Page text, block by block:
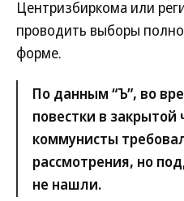
Центризбиркома или
проводить выборы
форме.
По данным “Ъ”, во
повестки в закрытой
коммунисты
рассмотрения, но
не нашли.